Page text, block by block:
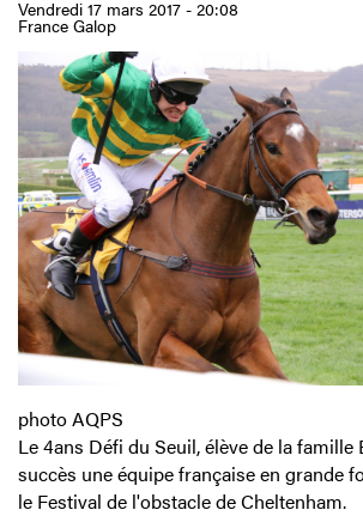
Vendredi 17 mars 2017 - 20:08
France Galop
photo AQPS
Le 4ans Défi du Seuil, élève de la famille
succès une équipe française en grande
le Festival de l'obstacle de Cheltenham.